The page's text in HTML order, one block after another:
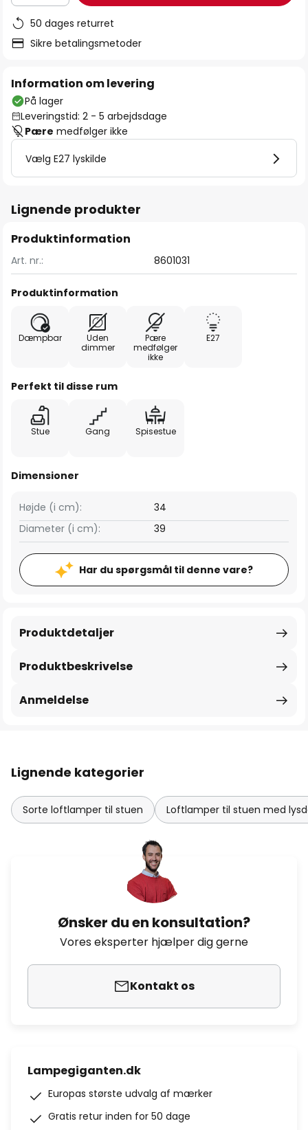
50 dages returret
Sikre betalingsmetoder
Information om levering
På lager
Leveringstid: 2 - 5 arbejdsdage
Pære medfølger ikke
Vælg E27 lyskilde
Lignende produkter
Produktinformation
Art. nr.: 8601031
Produktinformation
Dæmpbar
Uden
dimmer
Pære
medfølger
ikke
E27
Perfekt til disse rum
Stue Gang Spisestue
Dimensioner
Højde (i cm):
34
Diameter (i cm):
39
Har du spørgsmål til denne vare?
Produktbeskrivelse
Produktdetaljer
Anmeldelse
Lignende kategorier
Sorte loftlamper til stuen Loftlamper til stuen med
Ønsker du en konsultation?
Vores eksperter hjælper dig gerne
Kontakt os
Lampegiganten.dk
Europas største udvalg af mærker
Gratis retur inden for 50 dage